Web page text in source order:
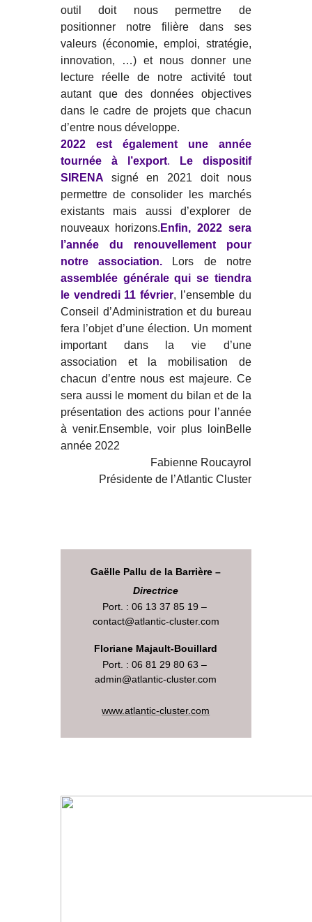
outil doit nous permettre de
positionner notre filière dans ses
valeurs (économie, emploi, stratégie,
innovation, …) et nous donner une
lecture réelle de notre activité tout
autant que des données objectives
dans le cadre de projets que chacun
d’entre nous développe.
2022 est également une année
tournée à l’export.
Le dispositif
SIRENA
signé en 2021 doit nous
permettre de consolider les marchés
existants mais aussi d’explorer de
nouveaux horizons. Enfin, 2022 sera
l’année du renouvellement pour
notre association. Lors de notre
assemblée générale qui se tiendra
le vendredi 11 février, l’ensemble du
Conseil d’Administration et du bureau
fera l’objet d’une élection. Un moment
important dans la vie d’une
association et la mobilisation de
chacun d’entre nous est majeure. Ce
sera aussi le moment du bilan et de la
présentation des actions pour l’année
à venir.Ensemble, voir plus loinBelle
année 2022
Fabienne Roucayrol
Présidente de l’Atlantic Cluster
Gaëlle Pallu de la Barrière –
Directrice
Port. : 06 13 37 85 19 –
contact@atlantic-cluster.com
Floriane Majault-Bouillard
Port. : 06 81 29 80 63 –
admin@atlantic-cluster.com
www.atlantic-cluster.com